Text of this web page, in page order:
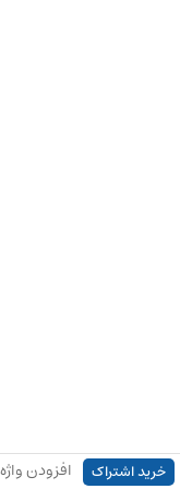
خرید اشتراک افزودن واژه